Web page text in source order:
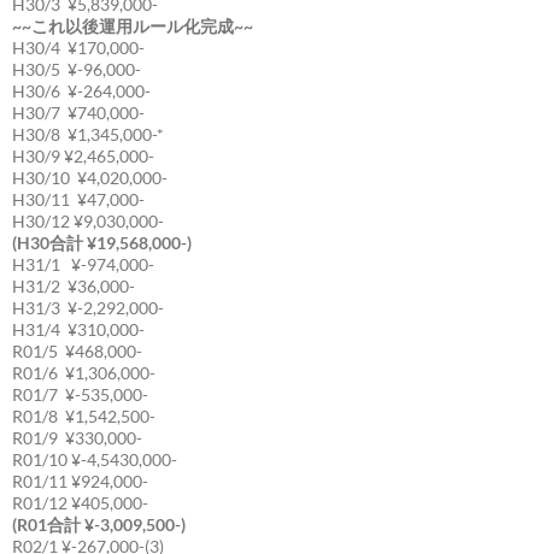
H30/3 ¥5,839,000-
~~これ以後運用ルール化完成~~
H30/4 ¥170,000-
H30/5 ¥-96,000-
H30/6 ¥-264,000-
H30/7 ¥740,000-
H30/8 ¥1,345,000-*
H30/9 ¥2,465,000-
H30/10 ¥4,020,000-
H30/11 ¥47,000-
H30/12 ¥9,030,000-
(H30合計 ¥19,568,000-)
H31/1 ¥-974,000-
H31/2 ¥36,000-
H31/3 ¥-2,292,000-
H31/4 ¥310,000-
R01/5 ¥468,000-
R01/6 ¥1,306,000-
R01/7 ¥-535,000-
R01/8 ¥1,542,500-
R01/9 ¥330,000-
R01/10 ¥-4,5430,000-
R01/11 ¥924,000-
R01/12 ¥405,000-
(R01合計 ¥-3,009,500-)
R02/1 ¥-267,000-(3)